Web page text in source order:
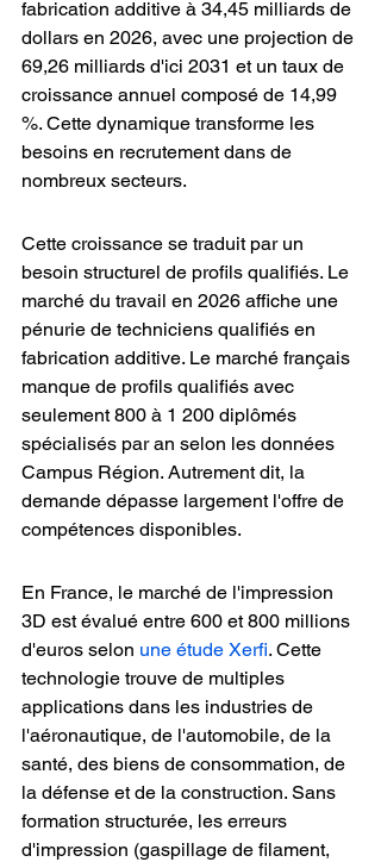
fabrication additive à 34,45 milliards de
dollars en 2026, avec une projection de
69,26 milliards d'ici 2031 et un taux de
croissance annuel composé de 14,99
%. Cette dynamique transforme les
besoins en recrutement dans de
nombreux secteurs.
Cette croissance se traduit par un
besoin structurel de profils qualifiés. Le
marché du travail en 2026 affiche une
pénurie de techniciens qualifiés en
fabrication additive. Le marché français
manque de profils qualifiés avec
seulement 800 à 1 200 diplômés
spécialisés par an selon les données
Campus Région. Autrement dit, la
demande dépasse largement l'offre de
compétences disponibles.
En France, le marché de l'impression
3D est évalué entre 600 et 800 millions
d'euros selon une étude Xerfi. Cette
technologie trouve de multiples
applications dans les industries de
l'aéronautique, de l'automobile, de la
santé, des biens de consommation, de
la défense et de la construction. Sans
formation structurée, les erreurs
d'impression (gaspillage de filament,